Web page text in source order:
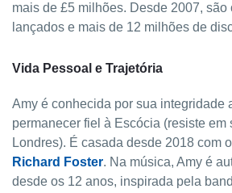
mais de £5 milhões. Desde 2007, são
lançados e mais de 12 milhões de
Vida Pessoal e Trajetória
Amy é conhecida por sua integridade
permanecer fiel à Escócia (resiste em
Londres). É casada desde 2018 com
Richard Foster. Na música, Amy é
desde os 12 anos, inspirada pela